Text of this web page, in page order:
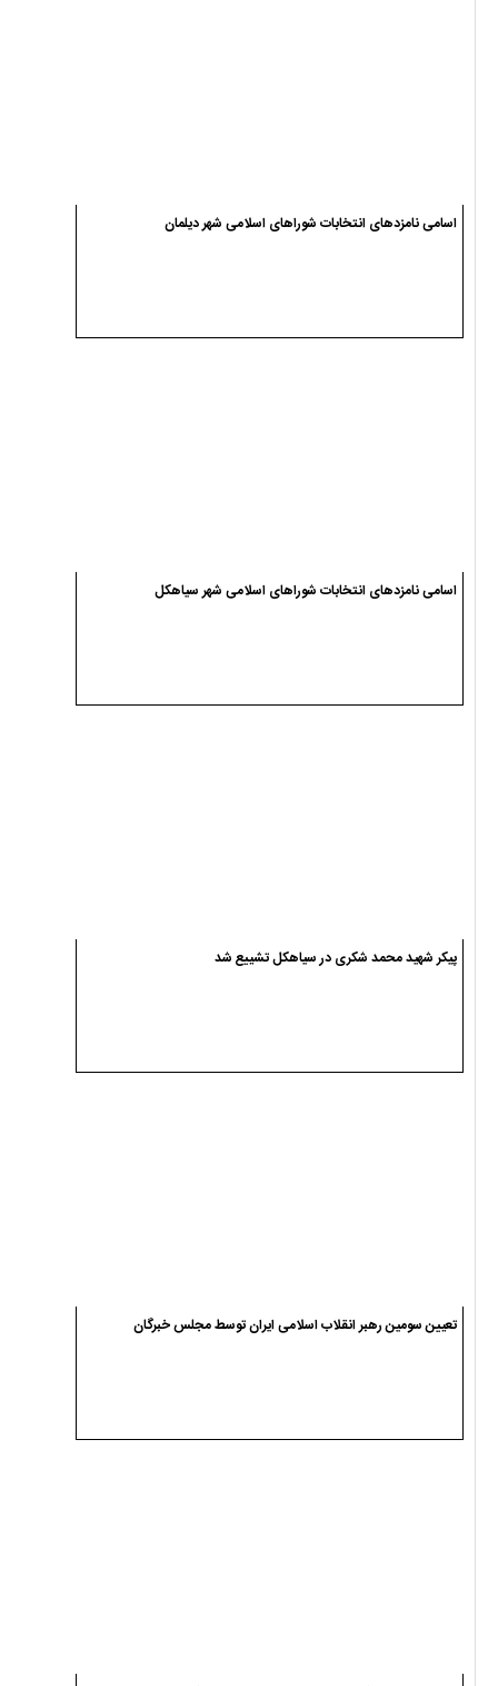
اسامی نامزدهای انتخابات شوراهای اسلامی شهر دیلمان
اسامی نامزدهای انتخابات شوراهای اسلامی شهر سیاهکل
پیکر شهید محمد شکری در سیاهکل تشییع شد
تعیین سومین رهبر انقلاب اسلامی ایران توسط مجلس خبرگان